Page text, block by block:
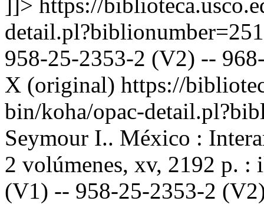
958-25-2353-2 (V2) --
X (original) https://
bin/koha/opac-
Seymour I.. México :
2 volúmenes, xv, 2192 p.
(V1) -- 958-25-2353-2